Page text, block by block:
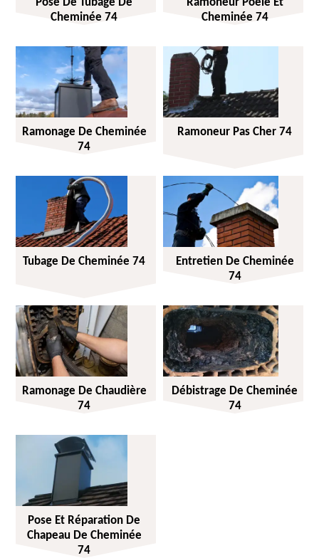
Pose De Tubage De
Cheminée 74
Ramoneur Poêle Et
Cheminée 74
Ramonage De Cheminée
74
Ramoneur Pas Cher 74
Tubage De Cheminée 74
Entretien De Cheminée
74
Ramonage De Chaudière
74
Débistrage De Cheminée
74
Pose Et Réparation De
Chapeau De Cheminée
74